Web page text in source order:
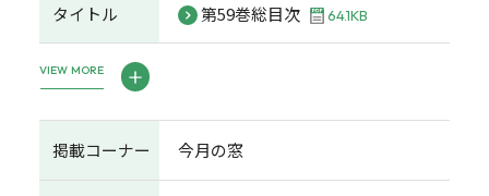
タイトル 第59巻総目次 64.1KB
VIEW MORE
掲載コーナー 今月の窓